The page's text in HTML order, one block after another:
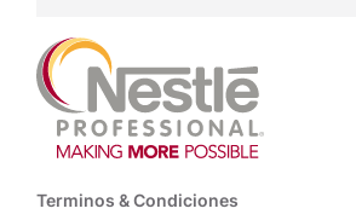
Footer
Terminos & Condiciones